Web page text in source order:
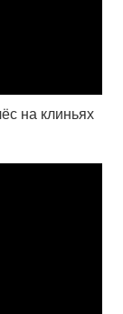
на клиньях